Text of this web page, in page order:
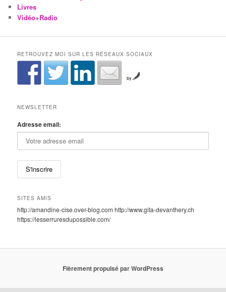
Livres
Vidéo+Radio
RETROUVEZ MOI SUR LES RÉSEAUX SOCIAUX
by
NEWSLETTER
Adresse email:
SITES AMIS
http://amandine-cise.over-blog.com http://www.gita-devanthery.ch
https://lesserruresdupossible.com/
Fièrement propulsé par WordPress